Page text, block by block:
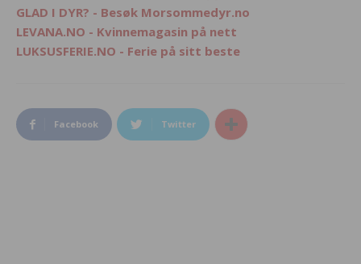
GLAD I DYR? - Besøk Morsommedyr.no
LEVANA.NO - Kvinnemagasin på nett
LUKSUSFERIE.NO - Ferie på sitt beste
Facebook Twitter